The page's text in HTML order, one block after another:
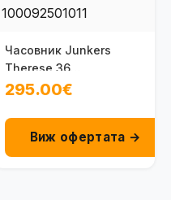
Часовник Junkers
Therese 36
100092501011
295.00€
Виж офертата →